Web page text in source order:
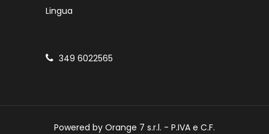
Lingua
349 6022565
Powered by Orange 7 s.r.l. - P.IVA e C.F.